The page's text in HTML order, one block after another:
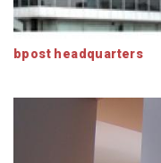
bpost headquarters